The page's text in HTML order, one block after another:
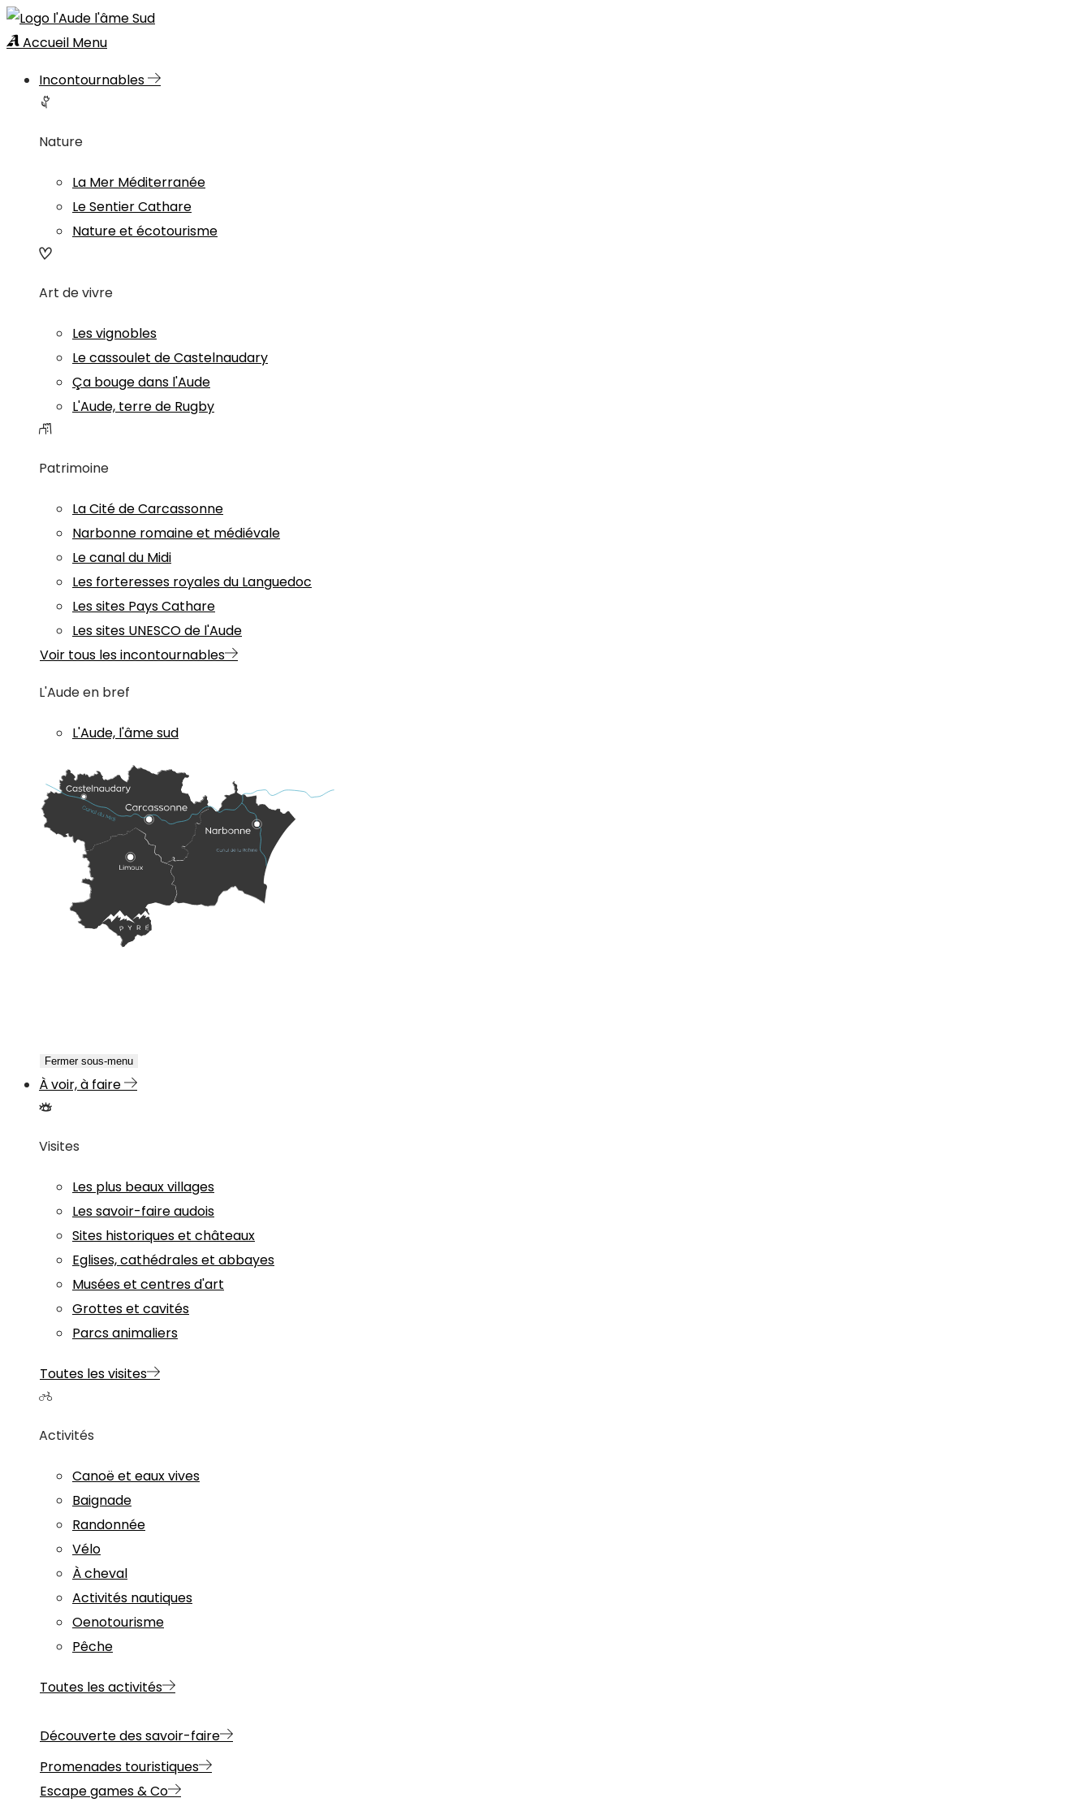
Accueil Menu
Incontournables
Nature
La Mer Méditerranée
Le Sentier Cathare
Nature et écotourisme
Art de vivre
Les vignobles
Le cassoulet de Castelnaudary
Ça bouge dans l'Aude
L'Aude, terre de Rugby
Patrimoine
La Cité de Carcassonne
Narbonne romaine et médiévale
Le canal du Midi
Les forteresses royales du Languedoc
Les sites Pays Cathare
Les sites UNESCO de l'Aude
Voir tous les incontournables
L'Aude en bref
L'Aude, l'âme sud
Fermer sous-menu
À voir, à faire
Visites
Les plus beaux villages
Les savoir-faire audois
Sites historiques et châteaux
Eglises, cathédrales et abbayes
Musées et centres d'art
Grottes et cavités
Parcs animaliers
Toutes les visites
Activités
Canoë et eaux vives
Baignade
Randonnée
Vélo
À cheval
Activités nautiques
Oenotourisme
Pêche
Toutes les activités
Découverte des savoir-faire
Promenades touristiques
Escape games & Co